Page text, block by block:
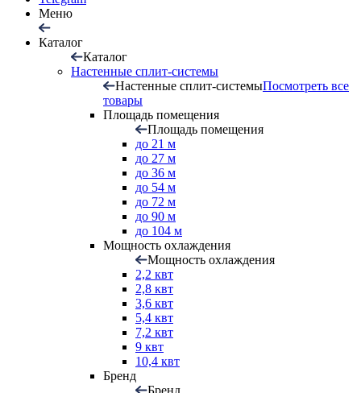
Меню
Каталог
Каталог
Настенные сплит-системы
Настенные сплит-системыПосмотреть все
товары
Площадь помещения
Площадь помещения
до 21 м
до 27 м
до 36 м
до 54 м
до 72 м
до 90 м
до 104 м
Мощность охлаждения
Мощность охлаждения
2,2 квт
2,8 квт
3,6 квт
5,4 квт
7,2 квт
9 квт
10,4 квт
Бренд
Бренд